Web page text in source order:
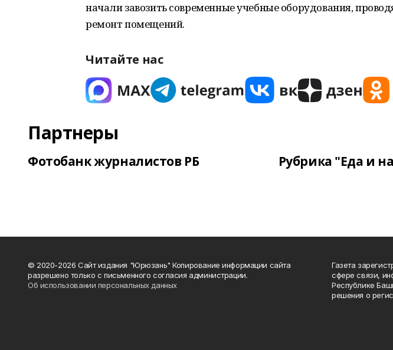
начали завозить современные учебные оборудования,
ремонт помещений.
Читайте нас
Партнеры
Фотобанк журналистов РБ Рубрика "Еда и
© 2020-2026 Сайт издания "Юрюзань" Копирование информации сайта
разрешено только с письменного согласия администрации.
Об использовании персональных данных
Газета
сфере связи,
Республике
решения о